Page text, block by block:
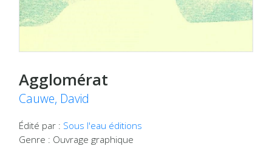
Agglomérat
Cauwe, David
Édité par : Sous l'eau éditions
Genre : Ouvrage graphique